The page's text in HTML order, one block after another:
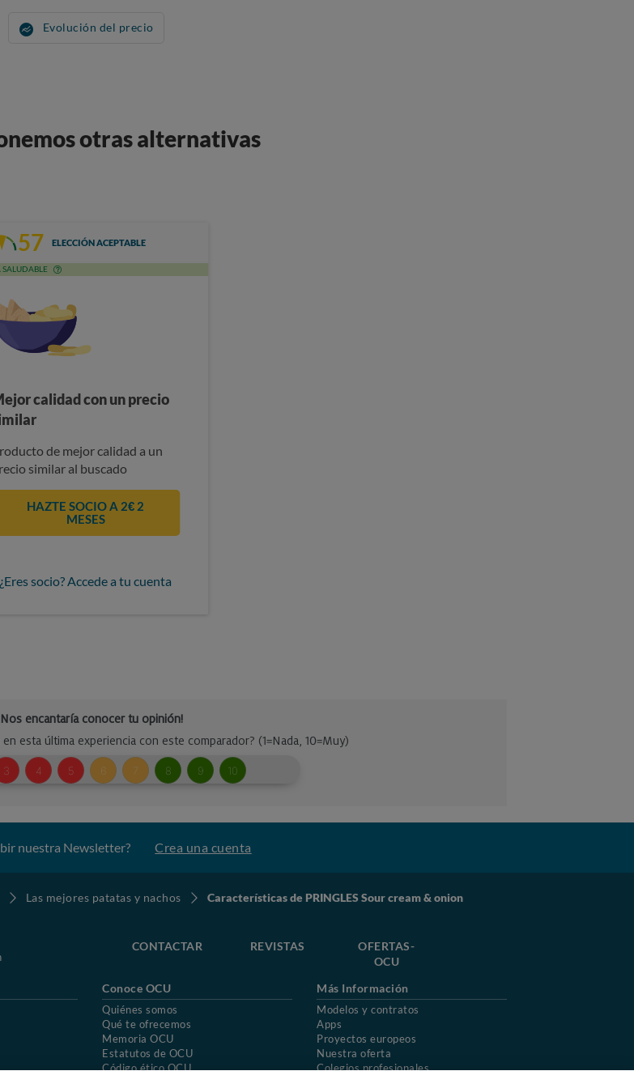
Evolución del precio
otras alternativas
57 ELECCIÓN ACEPTABLE
SALUDABLE
calidad con un precio
de mejor calidad a un
similar al buscado
HAZTE SOCIO A 2€ 2
MESES
¿Eres socio? Accede a tu cuenta
nuestra Newsletter? Crea una cuenta
Las mejores patatas y nachos Características de PRINGLES Sour cream & onion
CONTACTAR REVISTAS
OFERTAS-
OCU
Conoce OCU
Quiénes somos
Qué te ofrecemos
Memoria OCU
Estatutos de OCU
Código ético OCU
Más Información
Modelos y contratos
Apps
Proyectos europeos
Nuestra oferta
Colegios profesionales